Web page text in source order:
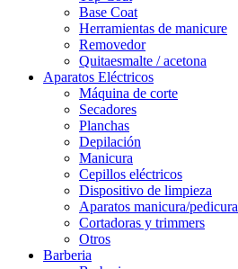
Base Coat
Herramientas de manicure
Removedor
Quitaesmalte / acetona
Aparatos Eléctricos
Máquina de corte
Secadores
Planchas
Depilación
Manicura
Cepillos eléctricos
Dispositivo de limpieza
Aparatos manicura/pedicura
Cortadoras y trimmers
Otros
Barberia